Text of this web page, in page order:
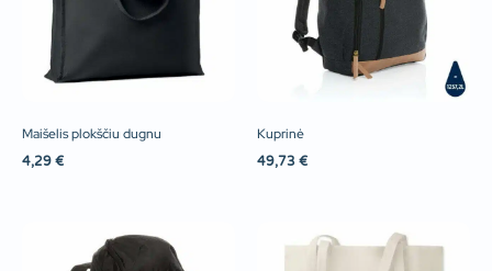
Maišelis plokščiu dugnu
4,29 €
Kuprinė
49,73 €